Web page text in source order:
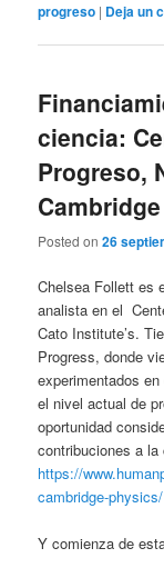
progreso | Deja un
ciencia:
Progreso,
Cambridge
Posted on26
Chelsea Follett es
analista en el
Cato Institute’s.
Progress, donde
experimentados
el nivel actual de
oportunidad
contribuciones a
https://
cambridge-physics/
Y comienza de